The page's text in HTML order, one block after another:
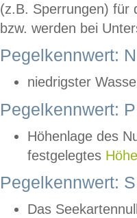
(z.B. Sperrungen) für
bzw. werden bei
Pegelkennwert:
niedrigster
Pegelkennwert:
Höhenlage des
festgelegtes
Pegelkennwert:
Das